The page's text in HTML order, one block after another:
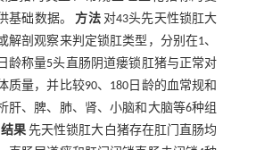
基础数据。方法对43头先天性锁肛大
解剖观察来判定锁肛类型，分别在1、
龄称量5头直肠阴道瘘锁肛猪与正常对
质量，并比较90、180日龄的血常规和
肝、脾、肺、肾、小脑和大脑等6种组
结果先天性锁肛大白猪存在肛门直肠均